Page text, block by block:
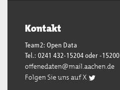
Kontakt
Team2: Open Data
Tel.: 0241 432-15204 oder -15200
offenedaten@mail.aachen.de
Folgen Sie uns auf X